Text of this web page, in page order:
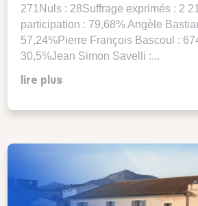
271Nuls : 28Suffrage exprimés : 2
participation : 79,68% Angèle
57,24%Pierre François Bascoul :
30,5%Jean Simon Savelli :...
lire plus